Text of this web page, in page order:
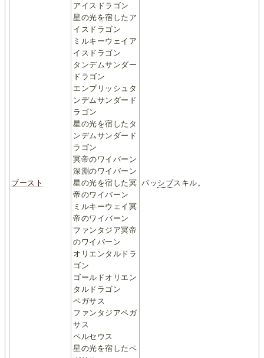
ブースト
アイスドラゴン
星の光を宿したア
イスドラゴン
ミルキーウェイア
イスドラゴン
タンデムサンダー
ドラゴン
エンブリッシュタ
ンデムサンダード
ラゴン
星の光を宿したタ
ンデムサンダード
ラゴン
冥帝のワイバーン
深淵のワイバーン
星の光を宿した冥
帝のワイバーン
ミルキーウェイ冥
帝のワイバーン
ファンタジア冥帝
のワイバーン
オリエンタルドラ
ゴン
ゴールドオリエン
タルドラゴン
ペガサス
ファンタジアペガ
サス
ペルセウス
星の光を宿したペ
パッ シブスキル。